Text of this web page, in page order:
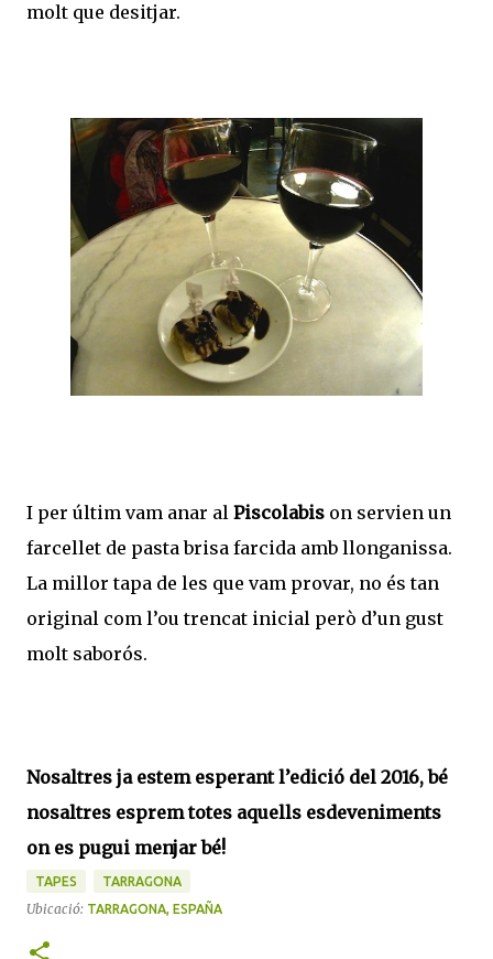
molt que desitjar.
I per últim vam anar al Piscolabis on servien un
farcellet de pasta brisa farcida amb llonganissa.
La millor tapa de les que vam provar, no és tan
original com l’ou trencat inicial però d’un gust
molt saborós.
Nosaltres ja estem esperant l’edició del 2016, bé
nosaltres esprem totes aquells esdeveniments
on es pugui menjar bé!
TAPES TARRAGONA
Ubicació: TARRAGONA, ESPAÑA